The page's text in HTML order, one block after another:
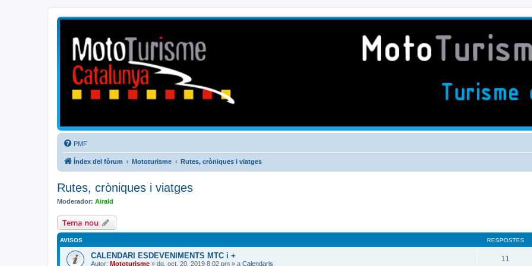
Mototurisme
Turisme en moto en català
PMF
Índex del fòrum Mototurisme Rutes, cròniques i viatges
Rutes, cròniques i viatges
Moderador: Airald
Tema nou
AVISOS RESPOSTES
CALENDARI ESDEVENIMENTS MTC i +
Autor: Mototurisme » dg. oct. 20, 2019 8:02 pm » a Calendaris
11